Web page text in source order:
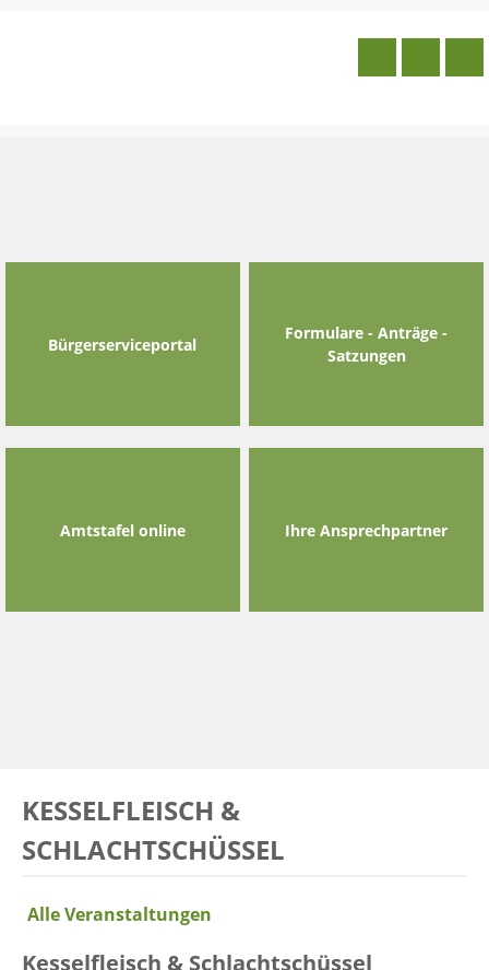
Bürgerserviceportal
Formulare - Anträge -
Satzungen
Amtstafel online Ihre Ansprechpartner
KESSELFLEISCH &
SCHLACHTSCHÜSSEL
Alle Veranstaltungen
Kesselfleisch & Schlachtschüssel